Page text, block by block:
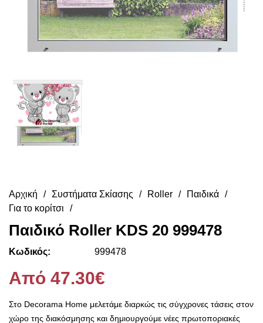
Αρχική Συστήματα Σκίασης Roller
Παιδικά
Για το κορίτσι
Παιδικό Roller KDS 20 999478
Κωδικός: 999478
Από 47.30€
Στο Decorama Home μελετάμε διαρκώς τις σύγχρονες τάσεις στον
χώρο της διακόσμησης και δημιουργούμε νέες πρωτοποριακές